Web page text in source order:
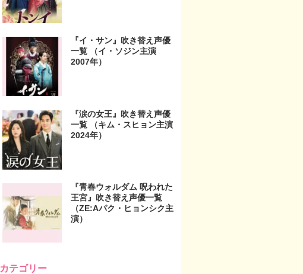
『イ・サン』吹き替え声優
一覧 （イ・ソジン主演
2007年）
『涙の女王』吹き替え声優
一覧 （キム・スヒョン主演
2024年）
『青春ウォルダム 呪われた
王宮』吹き替え声優一覧
（ZE:Aパク・ヒョンシク主
演）
カテゴリー